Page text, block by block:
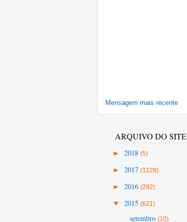
Mensagem mais recente
ARQUIVO DO SITE
► 2018 (5)
► 2017 (1128)
► 2016 (292)
▼ 2015 (621)
setembro (10)